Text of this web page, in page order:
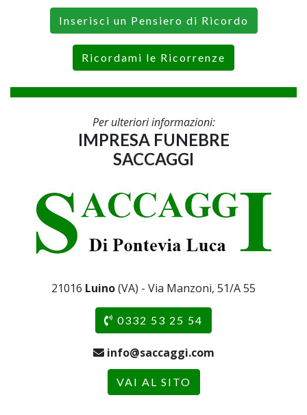
Inserisci un Pensiero di Ricordo
Ricordami le Ricorrenze
Per ulteriori informazioni:
IMPRESA FUNEBRE
SACCAGGI
21016 Luino(VA) - Via Manzoni, 51/A 55
0332 53 25 54
info@saccaggi.com
VAI AL SITO